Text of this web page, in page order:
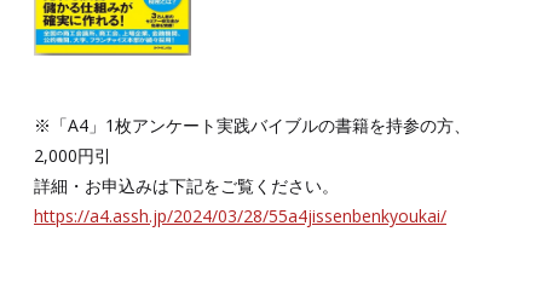
※「A4」1枚アンケート実践バイブルの書籍を持参の方、
2,000円引
詳細・お申込みは下記をご覧ください。
https://a4.assh.jp/2024/03/28/55a4jissenbenkyoukai/